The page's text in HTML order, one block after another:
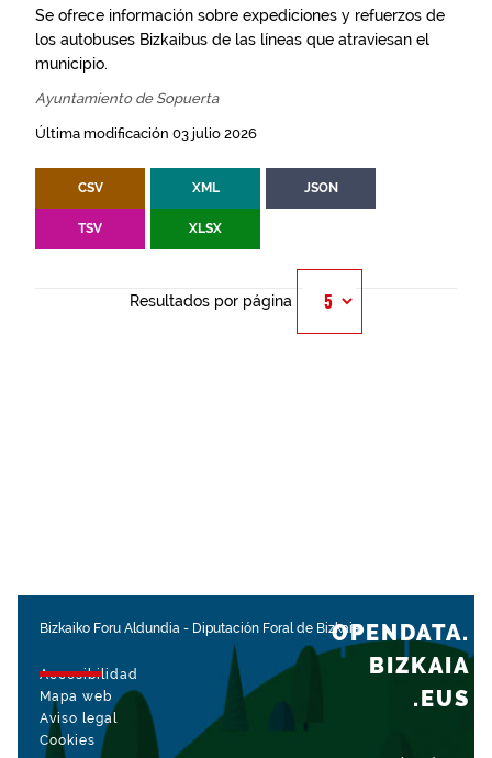
Se ofrece información sobre expediciones y refuerzos de
los autobuses Bizkaibus de las líneas que atraviesan el
municipio.
Ayuntamiento de Sopuerta
Última modificación 03 julio 2026
CSV XML JSON
TSV XLSX
Resultados por página
Bizkaiko Foru Aldundia - Diputación Foral de Bizkaia
Accesibilidad
Mapa web
Aviso legal
Cookies
OPENDATA.
BIZKAIA
.EUS